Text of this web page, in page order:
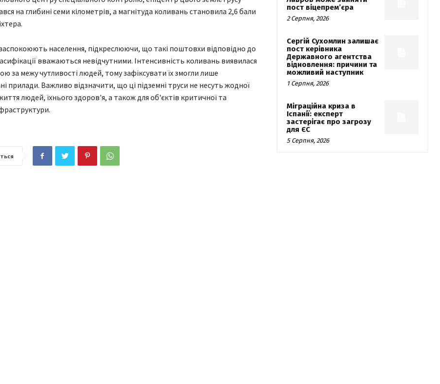
на глибині семи кілометрів, а магнітуда коливань становила 2,6 бали
населення, підкреслюючи, що такі поштовхи відповідно до
вважаються невідчутними. Інтенсивність коливань виявилася
за межу чутливості людей, тому зафіксувати їх змогли лише
прилади. Важливо відзначити, що ці підземні труси не несуть жодної
людей, їхнього здоров'я, а також для об'єктів критичної та
пост віцепрем’єра
2 Серпня, 2026
Сергій Сухомлин залишає
пост керівника
Державного агентства
відновлення: причини та
можливий наступник
1 Серпня, 2026
Міграційна криза в
Іспанії: експерт
застерігає про загрозу
для ЄС
5 Серпня, 2026